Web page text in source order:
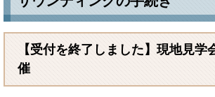
【受付を終了しました】現地見学
催